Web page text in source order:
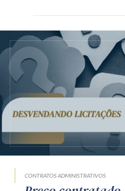
CONTRATOS ADMINISTRATIVOS